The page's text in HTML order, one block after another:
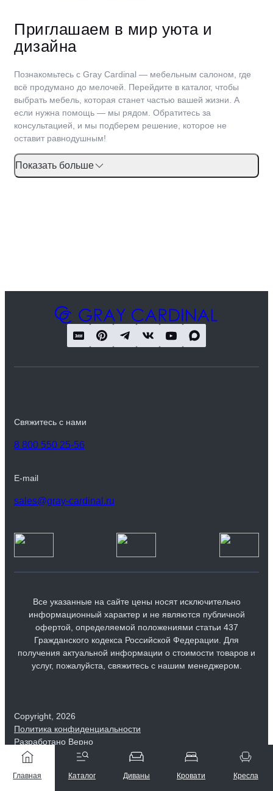
Приглашаем в мир уюта и
дизайна
Познакомьтесь с Gray Cardinal — мебельным салоном, где
всё продумано до мелочей. Перейдите в каталог, чтобы
выбрать мебель, которая станет частью вашей жизни. А
если нужна помощь — мы рядом. Обратитесь за
консультацией, и мы подберем решение, которое не
оставит равнодушным!
Показать больше
Свяжитесь с нами
8 800 550 25-56
E-mail
sales@gray-cardinal.ru
Все указанные на сайте цены носят исключительно
информационный характер и не являются публичной
офертой, определяемой положениями статьи 437
Гражданского кодекса Российской Федерации. Для
получения актуальной информации о стоимости товаров и
услуг, пожалуйста, свяжитесь с нашим менеджером.
Copyright, 2026
Политика конфиденциальности
Разработано Верно
Главная Каталог Диваны Кровати Кресла
8 800 550-25-56